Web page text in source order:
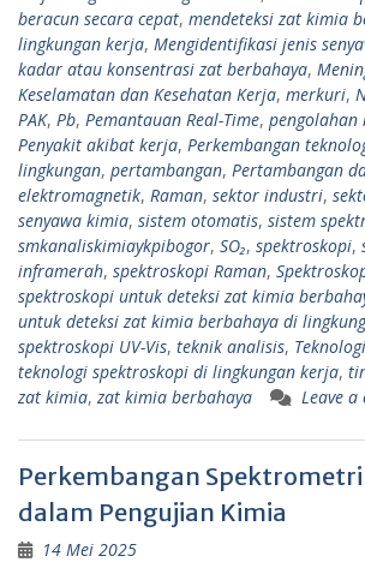
beracun secara cepat, mendeteksi zat kimia
lingkungan kerja, Mengidentifikasi jenis
kadar atau konsentrasi zat berbahaya,
Keselamatan dan Kesehatan Kerja, merkuri,
PAK, Pb, Pemantauan Real-Time,
Penyakit akibat kerja, Perkembangan
lingkungan, pertambangan, Pertambangan
elektromagnetik, Raman, sektor industri,
senyawa kimia, sistem otomatis, sistem
smkanaliskimiaykpibogor, SO₂, spektroskopi,
inframerah, spektroskopi Raman,
spektroskopi untuk deteksi zat kimia
untuk deteksi zat kimia berbahaya di
spektroskopi UV-Vis, teknik analisis,
teknologi spektroskopi di lingkungan kerja,
zat kimia, zat kimia berbahaya Leave
Perkembangan
dalam Pengujian Kimia
14 Mei 2025